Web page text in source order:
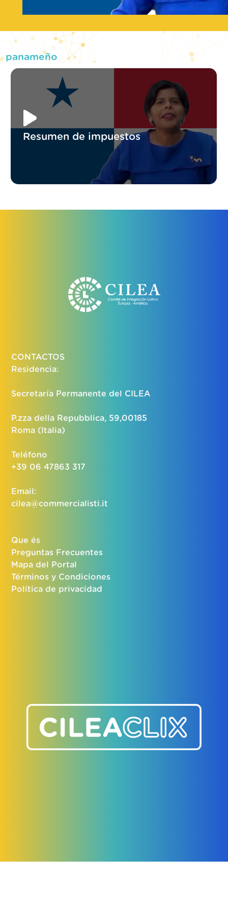
panameño
Resumen de impuestos
CONTACTOS
Residencia:
Secretaría Permanente del CILEA
P.zza della Repubblica, 59,00185
Roma (Italia)
Teléfono
+39 06 47863 317
Email:
cilea@commercialisti.it
Que és
Preguntas Frecuentes
Mapa del Portal
Términos y Condiciones
Política de privacidad